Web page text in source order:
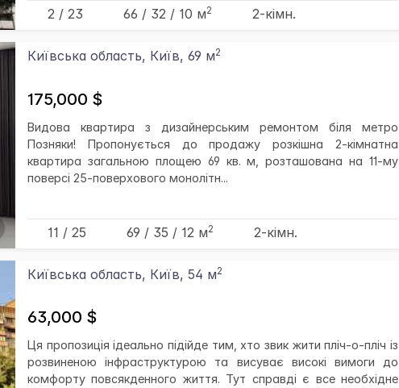
2 / 23 66 / 32 / 10 м2 2-кімн.
Київська область, Київ, 69 м2
175,000 $
Видова квартира з дизайнерським ремонтом біля метро
Позняки! Пропонується до продажу розкішна 2-кімнатна
квартира загальною площею 69 кв. м, розташована на 11-му
поверсі 25-поверхового монолітн...
11 / 25 69 / 35 / 12 м2 2-кімн.
Київська область, Київ, 54 м2
63,000 $
Ця пропозиція ідеально підійде тим, хто звик жити пліч-о-пліч із
розвиненою інфраструктурою та висуває високі вимоги до
комфорту повсякденного життя. Тут справді є все необхідне